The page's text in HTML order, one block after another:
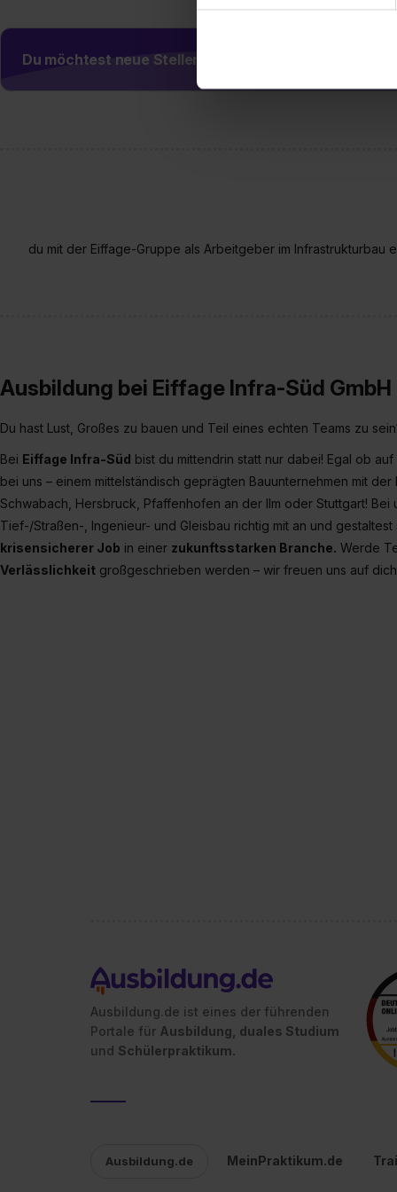
zu. . In diesem Fall sowie
einverstanden, dass dir
jederzeit mit Wirkung für
„Datenschutz-
„Details zeigen“. Weitere
Du möchtest neue Stellen automatisch zugeschickt
du mit der Eiffage-Gruppe als Arbeitgeber im Infrastrukturbau
Ausbildung bei Eiffage Infra-Süd GmbH
Du hast Lust, Großes zu bauen und Teil eines echten Teams zu
Bei Eiffage Infra-Süd bist du mittendrin statt nur dabei! Egal ob
bei uns – einem mittelständisch geprägten Bauunternehmen mit
Schwabach, Hersbruck, Pfaffenhofen an der Ilm oder Stuttgart!
Tief-/Straßen-, Ingenieur- und Gleisbau richtig mit an und gestaltest
krisensicherer Job in einer zukunftsstarken Branche. Werde
Verlässlichkeit großgeschrieben werden – wir freuen uns auf
Ausbildung.de ist eines der führenden
Portale für Ausbildung, duales Studium
und Schülerpraktikum.
Ausbildung.de MeinPraktikum.de